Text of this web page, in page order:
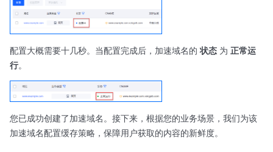
配置大概需要十几秒。当配置完成后，加速域名的状态 为 正常运
行。
您已成功创建了加速域名。接下来，根据您的业务场景，我们为该
加速域名配置缓存策略，保障用户获取的内容的新鲜度。